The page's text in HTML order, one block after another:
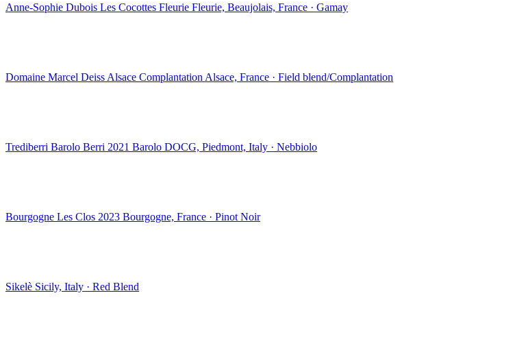
Anne-Sophie Dubois Les Cocottes Fleurie Fleurie, Beaujolais, France · Gamay
Domaine Marcel Deiss Alsace Complantation Alsace, France · Field blend/Complantation
Trediberri Barolo Berri 2021 Barolo DOCG, Piedmont, Italy · Nebbiolo
Bourgogne Les Clos 2023 Bourgogne, France · Pinot Noir
Sikelè Sicily, Italy · Red Blend